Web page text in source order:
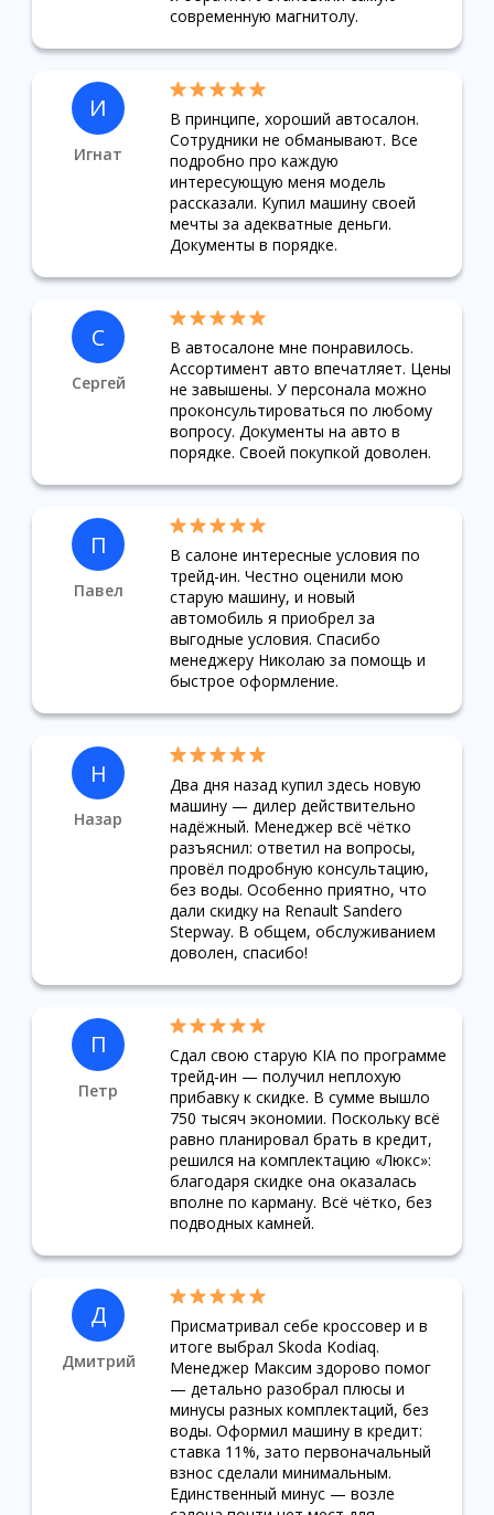
современную магнитолу.
И
Игнат
В принципе, хороший автосалон.
Сотрудники не обманывают. Все
подробно про каждую
интересующую меня модель
рассказали. Купил машину своей
мечты за адекватные деньги.
Документы в порядке.
С
Сергей
В автосалоне мне понравилось.
Ассортимент авто впечатляет. Цены
не завышены. У персонала можно
проконсультироваться по любому
вопросу. Документы на авто в
порядке. Своей покупкой доволен.
П
Павел
В салоне интересные условия по
трейд-ин. Честно оценили мою
старую машину, и новый
автомобиль я приобрел за
выгодные условия. Спасибо
менеджеру Николаю за помощь и
быстрое оформление.
Н
Назар
Два дня назад купил здесь новую
машину — дилер действительно
надёжный. Менеджер всё чётко
разъяснил: ответил на вопросы,
провёл подробную консультацию,
без воды. Особенно приятно, что
дали скидку на Renault Sandero
Stepway. В общем, обслуживанием
доволен, спасибо!
П
Петр
Сдал свою старую KIA по программе
трейд‑ин — получил неплохую
прибавку к скидке. В сумме вышло
750 тысяч экономии. Поскольку всё
равно планировал брать в кредит,
решился на комплектацию «Люкс»:
благодаря скидке она оказалась
вполне по карману. Всё чётко, без
подводных камней.
Д
Дмитрий
Присматривал себе кроссовер и в
итоге выбрал Skoda Kodiaq.
Менеджер Максим здорово помог
— детально разобрал плюсы и
минусы разных комплектаций, без
воды. Оформил машину в кредит:
ставка 11%, зато первоначальный
взнос сделали минимальным.
Единственный минус — возле